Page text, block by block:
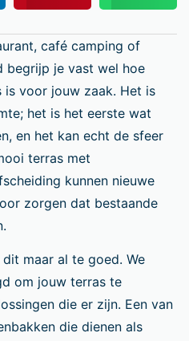
café camping of
begrijp je vast wel hoe
is voor jouw zaak. Het is
het is het eerste wat
en het kan echt de sfeer
terras met
kunnen nieuwe
zorgen dat bestaande
maar al te goed. We
om jouw terras te
die er zijn. Een van
die dienen als